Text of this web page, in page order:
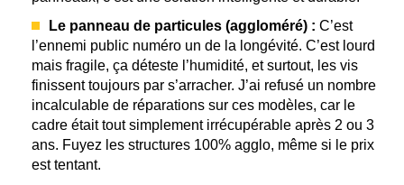
Le panneau de particules (aggloméré) : C’est
l’ennemi public numéro un de la longévité. C’est lourd
mais fragile, ça déteste l’humidité, et surtout, les vis
finissent toujours par s’arracher. J’ai refusé un nombre
incalculable de réparations sur ces modèles, car le
cadre était tout simplement irrécupérable après 2 ou 3
ans. Fuyez les structures 100% agglo, même si le prix
est tentant.